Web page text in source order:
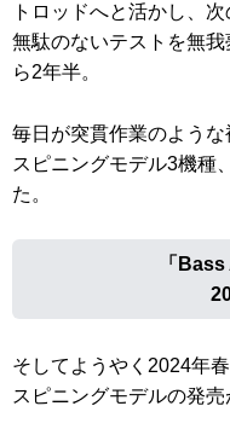
トロッドへと活かし、
無駄のないテストを無
ら2年半。
毎日が突貫作業のよう
スピニングモデル3機種
た。
「 Bass
そしてようやく2024年春
スピニングモデルの発売